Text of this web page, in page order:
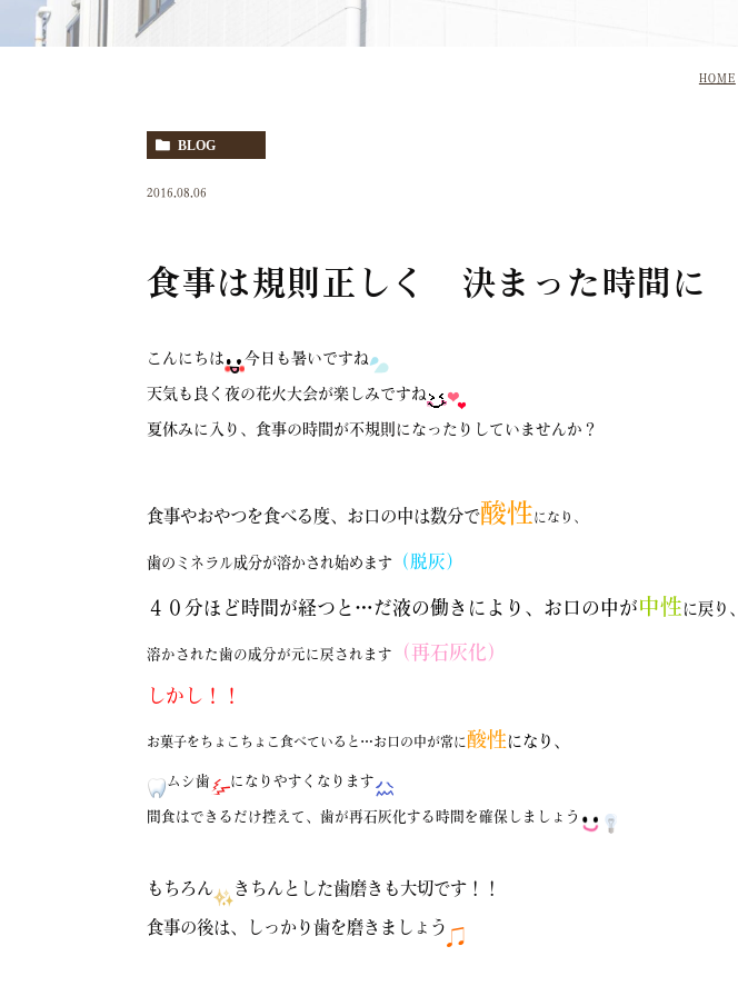
HOME
BLOG
2016.08.06
食事は規則正しく 決まった時間に
こんにちは 今日も暑いですね
天気も良く夜の花火大会が楽しみですね
夏休みに入り、食事の時間が不規則になったりしていませんか？
食事やおやつを食べる度、お口の中は数分で酸性になり、
歯のミネラル成分が溶かされ始めます （脱灰）
４０分ほど時間が経つと…だ液の働きにより、お口の中が中性に戻り 、
溶かされた歯の成分が元に戻されます （再石灰化）
しかし！！
お菓子をちょこちょこ食べていると…お口の中が常に 酸性になり、
ムシ歯 になりやすくなります
間食はできるだけ控えて、歯が再石灰化する時間を確保しましょう
もちろん きちんとした歯磨きも大切です！！
食事の後は、しっかり歯を磨きましょう